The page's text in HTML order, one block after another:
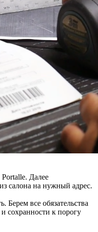
Далее
салона на нужный адрес.
Берем все обязательства
сохранности к порогу